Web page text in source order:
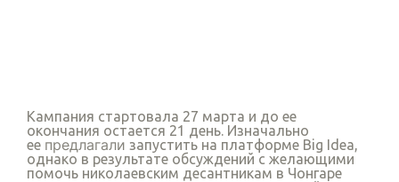
Кампания стартовала 27 марта и до ее
окончания остается 21 день. Изначально
ее предлагали запустить на платформе Big Idea,
однако в результате обсуждений с желающими
помочь николаевским десантникам в Чонгаре